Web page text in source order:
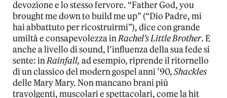
devozione e lo stesso fervore. “Father God, you
brought me down to build me up” (“Dio Padre, mi
hai abbattuto per ricostruirmi”), dice con grande
umiltà e consapevolezza inRachel’s Little Brother. E
anche a livello di sound, l’influenza della sua fede si
sente: inRainfall, ad esempio, riprende il ritornello
di un classico del modern gospel anni ’90,Shackles
delle Mary Mary. Non mancano brani più
travolgenti, muscolari e spettacolari, come la hit